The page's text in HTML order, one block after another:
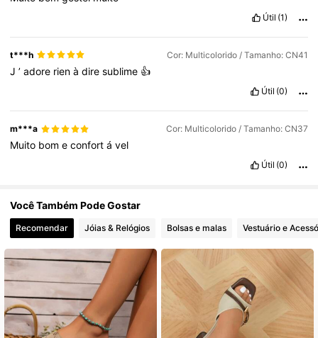
4,87
Útil (1)
t***h Cor: Multicolorido / Tamanho: CN41
J’adore rienàdiresublime 👍
Útil (0)
m***a Cor: Multicolorido / Tamanho: CN37
Muito bomeconfortável
Útil (0)
Você Também Pode Gostar
Recomendar Jóias & Relógios Bolsas e malas Vestuário e